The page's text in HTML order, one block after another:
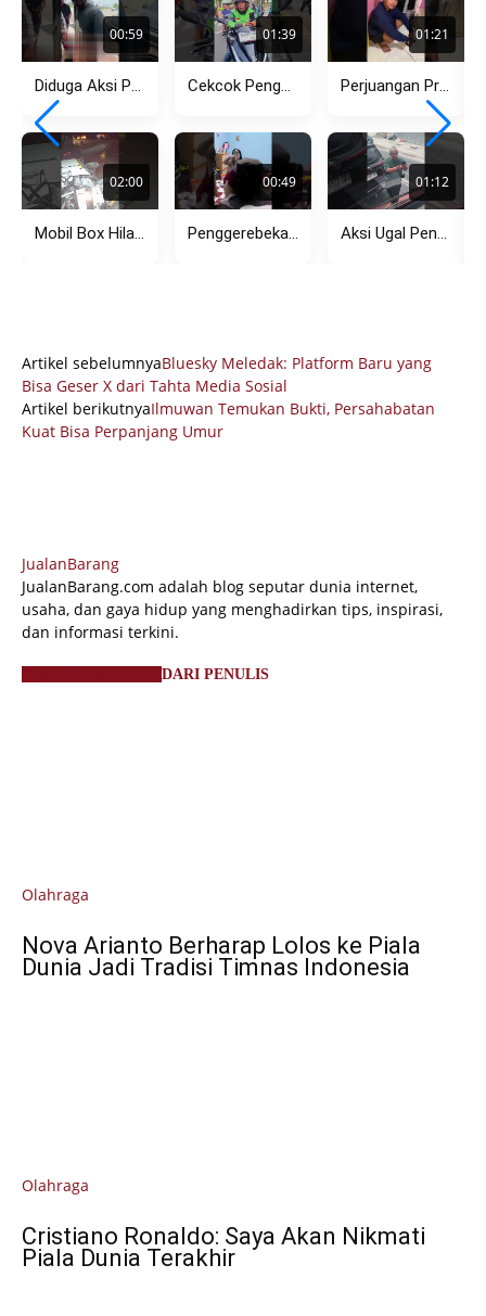
00:59
Diduga Aksi Premanisme Debt Collector di Pasar Kemis Kembali Viral,...
01:39
Cekcok Pengendara Motor dan Ojol di Menteng, Dipicu Aksi Lawan...
01:21
Perjuangan Pria Tempuh Jarak Jauh Berujung Pilu, Pergoki Pacar dengan...
02:00 00:49 01:12
Artikel sebelumnyaBluesky Meledak: Platform Baru yang
Bisa Geser X dari Tahta Media Sosial
Artikel berikutnyaIlmuwan Temukan Bukti, Persahabatan
Kuat Bisa Perpanjang Umur
JualanBarang
JualanBarang.com adalah blog seputar dunia internet,
usaha, dan gaya hidup yang menghadirkan tips, inspirasi,
dan informasi terkini.
DARI PENULIS
Olahraga
Nova Arianto Berharap Lolos ke Piala
Dunia Jadi Tradisi Timnas Indonesia
Olahraga
Cristiano Ronaldo: Saya Akan Nikmati
Piala Dunia Terakhir